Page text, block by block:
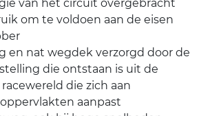
van het circuit overgebracht
om te voldoen aan de eisen
en nat wegdek verzorgd door de
die ontstaan is uit de
die zich aan
aanpast